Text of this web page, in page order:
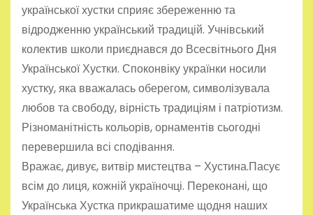
української хустки сприяє збереженню та
відродженню український традицій. Учнівський
колектив школи приєднався до Всесвітнього Дня
Української Хустки. Споконвіку українки носили
хустку, яка вважалась оберегом, символізувала
любов та свободу, вірність традиціям і патріотизм.
Різноманітність кольорів, орнаментів сьогодні
перевершила всі сподівання.
Вражає, дивує, витвір мистецтва – Хустина.Пасує
всім до лиця, кожній україночці. Переконані, що
Українська Хустка прикрашатиме щодня наших